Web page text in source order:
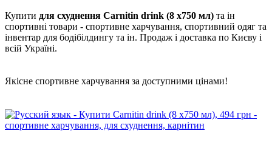
Купити для схуднення Carnitin drink (8 x750 мл) та ін
спортивні товари - спортивне харчування, спортивний одяг та
інвентар для бодібілдингу та ін. Продаж і доставка по Києву і
всій Україні.
Якісне спортивне харчування за доступними цінами!